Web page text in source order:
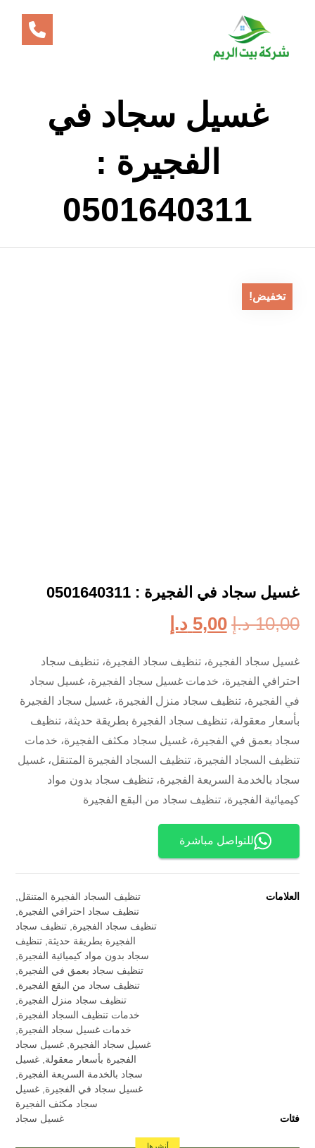
غسيل سجاد في
الفجيرة :
0501640311
تخفيض!
غسيل سجاد في الفجيرة : 0501640311
10,00 د.إ 5,00 د.إ
غسيل سجاد الفجيرة، تنظيف سجاد الفجيرة، تنظيف سجاد
احترافي الفجيرة، خدمات غسيل سجاد الفجيرة، غسيل سجاد
في الفجيرة، تنظيف سجاد منزل الفجيرة، غسيل سجاد الفجيرة
بأسعار معقولة، تنظيف سجاد الفجيرة بطريقة حديثة، تنظيف
سجاد بعمق في الفجيرة، غسيل سجاد مكثف الفجيرة، خدمات
تنظيف السجاد الفجيرة، تنظيف السجاد الفجيرة المتنقل، غسيل
سجاد بالخدمة السريعة الفجيرة، تنظيف سجاد بدون مواد
كيميائية الفجيرة، تنظيف سجاد من البقع الفجيرة
للتواصل مباشرة
العلامات تنظيف السجاد الفجيرة المتنقل
تنظيف سجاد احترافي الفجيرة
تنظيف سجاد الفجيرة تنظيف سجاد
الفجيرة بطريقة حديثة تنظيف
سجاد بدون مواد كيميائية الفجيرة
تنظيف سجاد بعمق في الفجيرة
تنظيف سجاد من البقع الفجيرة
تنظيف سجاد منزل الفجيرة
خدمات تنظيف السجاد الفجيرة
خدمات غسيل سجاد الفجيرة
غسيل سجاد الفجيرة غسيل سجاد
الفجيرة بأسعار معقولة غسيل
سجاد بالخدمة السريعة الفجيرة
غسيل سجاد في الفجيرة غسيل
سجاد مكثف الفجيرة
فئات
غسيل سجاد